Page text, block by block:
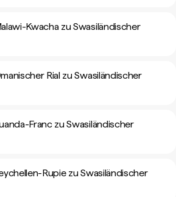
Kwacha zu Swasiländischer
Rial zu Swasiländischer
Franc zu Swasiländischer
Rupie zu Swasiländischer